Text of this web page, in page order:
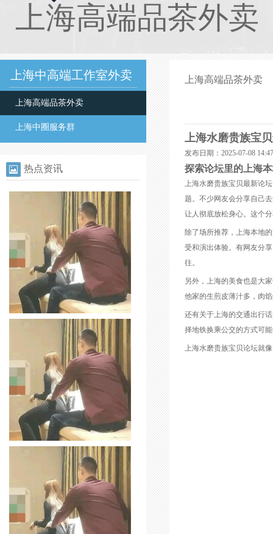
上海高端品茶外卖
上海中高端工作室外卖
上海高端品茶外卖
上海中圈服务群
热点资讯
上海高端品茶外卖
上海水磨贵族宝
发布日期：2025-07-08
探索论坛里的上海
上海水磨贵族宝贝最新论
题。不少网友会分享自己
让人彻底放松身心。这个
除了场所推荐，上海本地
受和演出体验。有网友分
往。
另外，上海的美食也是大
他家的生煎皮薄汁多，肉
还有关于上海的交通出行
择地铁换乘公交的方式可
上海水磨贵族宝贝论坛就